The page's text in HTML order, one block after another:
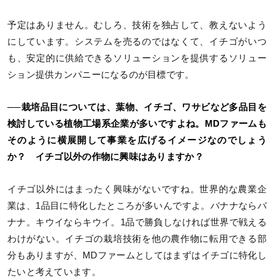
予定はありません。むしろ、技術を独占して、教えないよう
にしています。システムを売るのではなくて、イチゴがいつ
も、安定的に供給できるソリューションを提供するソリュー
ション提供カンパニーになるのが目標です。
──栽培品目については、葉物、イチゴ、ワサビなど多品目を
検討している植物工場系企業が多いですよね。MDファームも
そのように横展開して事業を広げるイメージなのでしょう
か？ イチゴ以外の作物に興味はありますか？
イチゴ以外にはまったく興味がないですね。世界的な農業企
業は、1品目に特化したところが多いんですよ。バナナならバ
ナナ。キウイならキウイ。1品で勝負しなければ世界で戦える
わけがない。イチゴの栽培技術を他の農作物に転用できる部
分もありますが、MDファームとしてはまずはイチゴに特化し
たいと考えています。